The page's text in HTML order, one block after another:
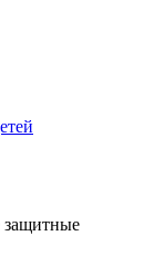
защитные